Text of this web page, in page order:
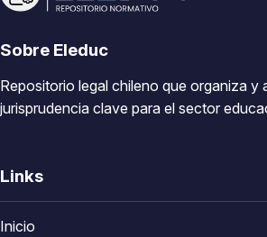
Sobre Eleduc
Repositorio legal chileno que organiza y
jurisprudencia clave para el sector
Links
Inicio